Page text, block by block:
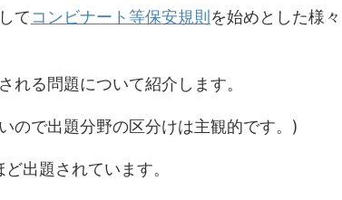
てコンビナート等保安規則を始めとした様々
れる問題について紹介します。
ので出題分野の区分けは主観的です。)
出題されています。